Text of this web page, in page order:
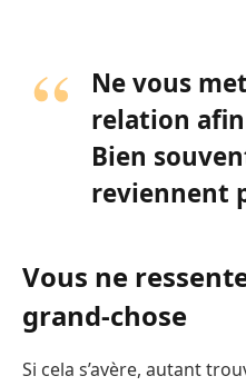
Ne vous
relation
Bien
reviennent
Vous ne
grand-chose
Si cela s’avère, autant